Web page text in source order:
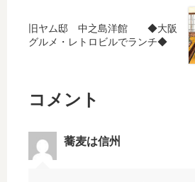
き
な
ー
語
旧ヤム邸 中之島洋館 ◆大阪
グルメ・レトロビルでランチ◆
コメント
蕎麦は信州